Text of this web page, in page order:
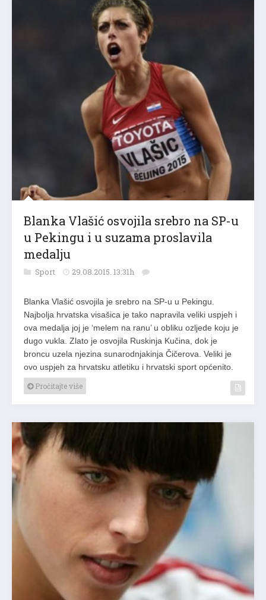
Blanka Vlašić osvojila srebro na SP-u
u Pekingu i u suzama proslavila
medalju
Sport 29.08.2015. 13:31h
Blanka Vlašić osvojila je srebro na SP-u u Pekingu.
Najbolja hrvatska visašica je tako napravila veliki uspjeh i
ova medalja joj je ‘melem na ranu’ u obliku ozljede koju je
dugo vukla. Zlato je osvojila Ruskinja Kučina, dok je
broncu uzela njezina sunarodnjakinja Čičerova. Veliki je
ovo uspjeh za hrvatsku atletiku i hrvatski sport općenito.
Pročitajte više